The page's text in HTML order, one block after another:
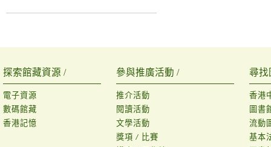
探索館藏資源 /
電子資源
數碼館藏
香港記憶
參與推廣活動 /
推介活動
閱讀活動
文學活動
獎項 / 比賽
尋找
香港
圖書
流動
基本